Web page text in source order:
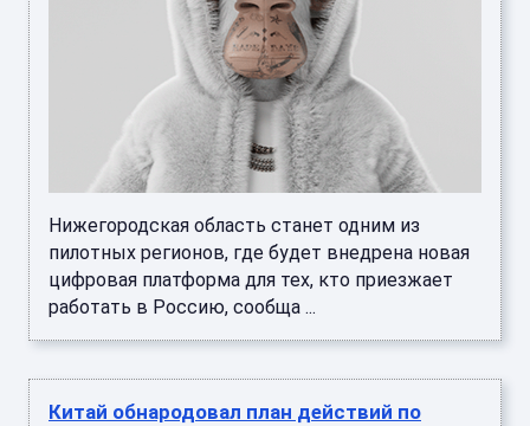
Нижегородская область станет одним из
пилотных регионов, где будет внедрена новая
цифровая платформа для тех, кто приезжает
работать в Россию, сообща ...
Китай обнародовал план действий по